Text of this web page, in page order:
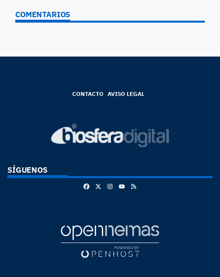
COMENTARIOS
CONTACTO AVISO LEGAL
SÍGUENOS
FacebookInstagram